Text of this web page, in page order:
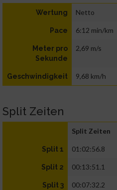
Wertung Netto
Pace 6:12 min/km
Meter pro
Sekunde
2,69 m/s
Geschwindigkeit 9,68 km/h
Split Zeiten
Split Zeiten
Split 1 01:02:56.8
Split 2 00:13:51.1
Split 3 00:07:32.2